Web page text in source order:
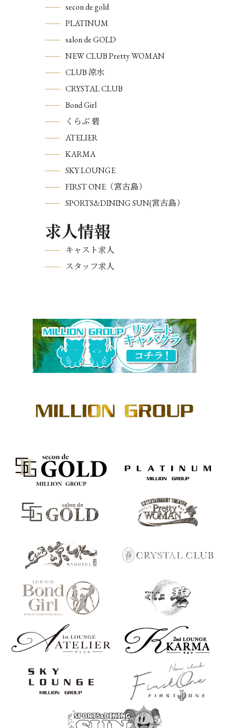
secon de gold
PLATINUM
salon de GOLD
NEW CLUB Pretty WOMAN
CLUB 涼水
CRYSTAL CLUB
Bond Girl
くらぶ 碧
ATELIER
KARMA
SKY LOUNGE
FIRST ONE（宮古島）
SPORTS&DINING SUN(宮古島）
求人情報
キャスト求人
スタッフ求人